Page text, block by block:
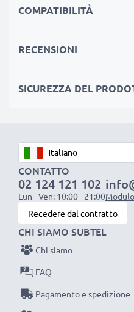
✔ Non stressa le celle:
favorendo una ridotta
tensione di esercizio
✔ Sicurezza certificata:
surriscaldamento e
Caricatore subtel: un
rapporto qualità-prezzo
AC Adapter / Power
Marca: subtel
Collegamento 1: Mini USB
Tensione di uscita / Output
COMPATIBILITÀ
RECENSIONI
SICUREZZA DEL
CONTATTO
02 124 121 102
Lun - Ven: 10:00 - 21:00
Recedere dal contratto
CHI SIAMO SUBTEL
Chi siamo
FAQ
Pagamento e spedizione